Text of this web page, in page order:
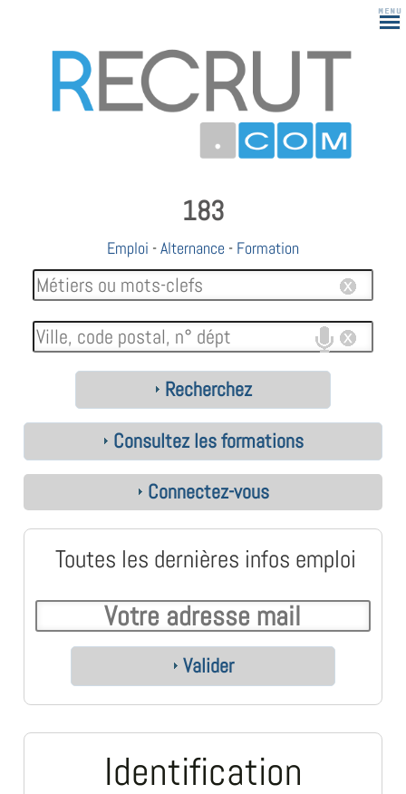
183
Emploi -Alternance - Formation
Recherchez
Consultez les formations
Connectez-vous
Toutes les dernières infos emploi
Valider
Identification